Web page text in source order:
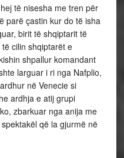
të nisesha me tren për
parë çastin kur do të isha
birit të shqiptarit të
cilin shqiptarët e
shpallur komandant
larguar i ri nga Nafplio,
në Venecie si
ardhja e atij grupi
zbarkuar nga anija me
që la gjurmë në